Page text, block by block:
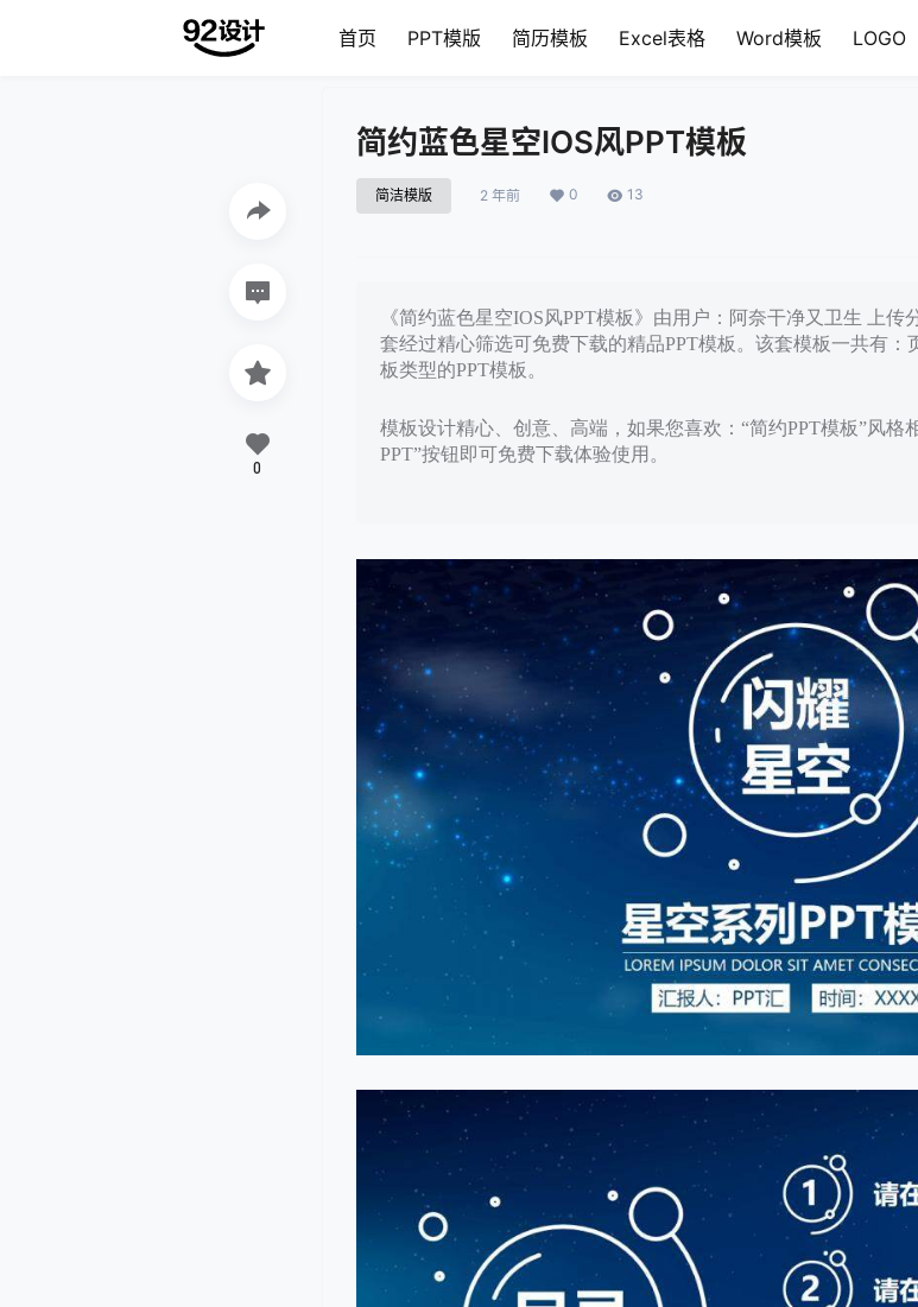
首页 PPT模版 简历模板 Excel表格 Word模板 LOGO
简约蓝色星空IOS风PPT模板
简洁模版 2 年前 0 13
《简约蓝色星空IOS风PPT模板》由用户：阿奈干净又卫生 上传
套经过精心筛选可免费下载的精品PPT模板。该套模板一共有
板类型的PPT模板。
模板设计精心、创意、高端，如果您喜欢：“简约PPT模板”风格
PPT”按钮即可免费下载体验使用。
0